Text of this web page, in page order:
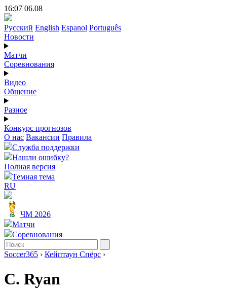
16:07 06.08
Русский English Espanol Português
Новости
Матчи
Соревнования
Видео
Общение
Разное
Конкурс прогнозов
О нас Вакансии Правила
Служба поддержки
Нашли ошибку?
Полная версия
Темная тема
RU
ЧМ 2026
Матчи
Соревнования
Soccer365 › Кейптаун Спёрс ›
C. Ryan